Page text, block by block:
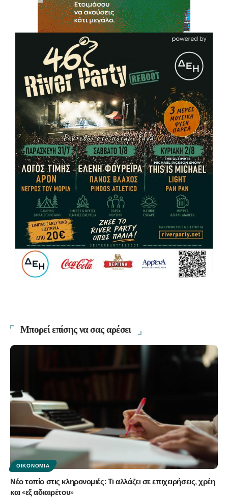
Μπορεί επίσης να σας αρέσει
ΟΙΚΟΝΟΜΊΑ
Νέο τοπίο στις κληρονομιές: Τι αλλάζει σε επιχειρήσεις, χρέη
και «εξ αδιαιρέτου»